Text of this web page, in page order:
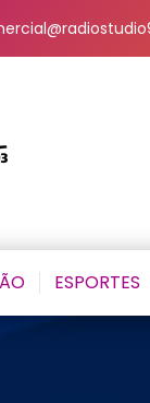
ESPORTES